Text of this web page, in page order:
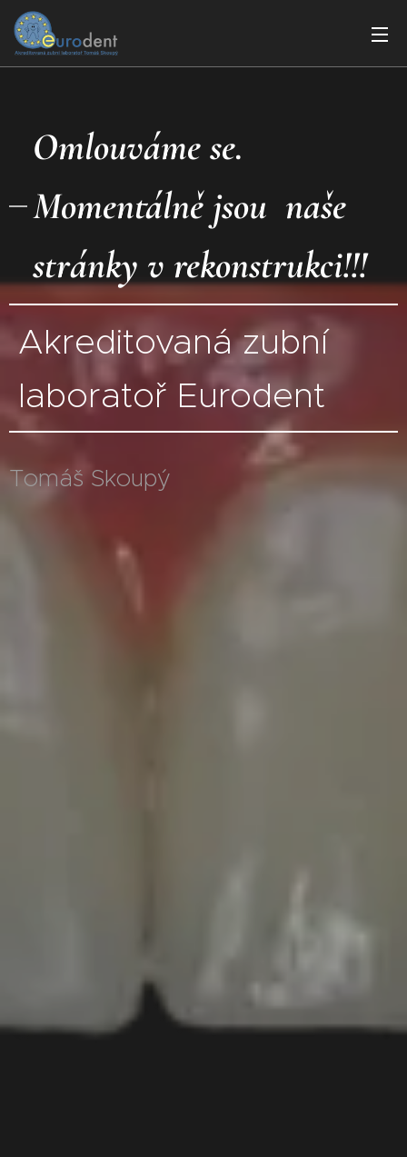
Omlouváme se.
Momentálnějsou naše
stránky v rekonstrukci!!!
Akreditovaná zubní
laboratoř Eurodent
Tomáš Skoupý